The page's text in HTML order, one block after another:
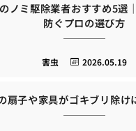
ノミ駆除業者おすすめ5選
防ぐプロの選び方
2026.05.19
害虫
扇子や家具がゴキブリ除け